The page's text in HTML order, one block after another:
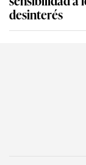
desinterés